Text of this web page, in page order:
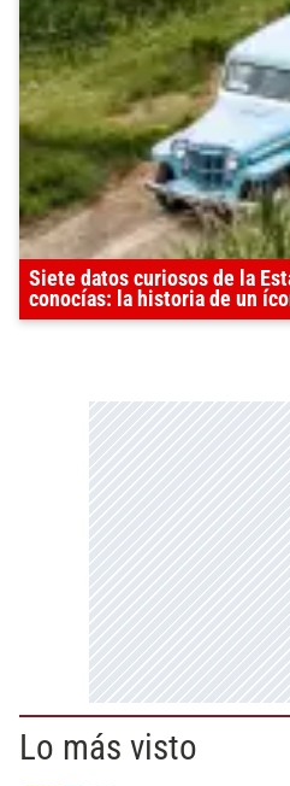
Siete datos curiosos de la
conocías: la historia de un
Lo más visto